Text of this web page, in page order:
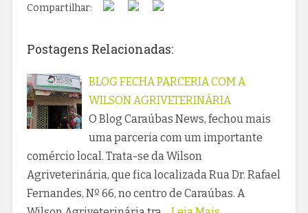
Compartilhar:
Postagens Relacionadas:
BLOG FECHA PARCERIA COM A
WILSON AGRIVETERINÁRIA
O Blog Caraúbas News, fechou mais
uma parceria com um importante
comércio local. Trata-se da Wilson
Agriveterinária, que fica localizada Rua Dr. Rafael
Fernandes, Nº 66, no centro de Caraúbas. A